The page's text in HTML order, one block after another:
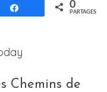
Partagez 0
PARTAGES
Chemins de